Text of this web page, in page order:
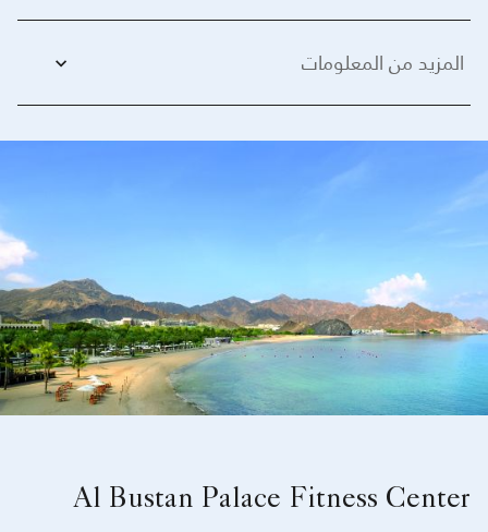
المزيد من المعلومات
Al Bustan Palace Fitness Center